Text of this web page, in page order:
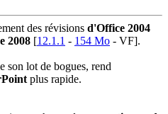
des révisions d'Office 2004
2008 [12.1.1 - 154 Mo - VF].
lot de bogues, rend
plus rapide.